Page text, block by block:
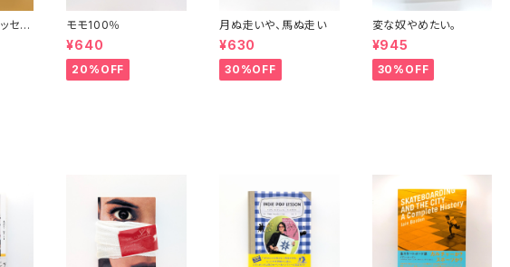
セイ
モモ100％
¥640
20%OFF
月ぬ走いや、馬ぬ走い
¥630
30%OFF
変な奴やめたい。
¥945
30%OFF